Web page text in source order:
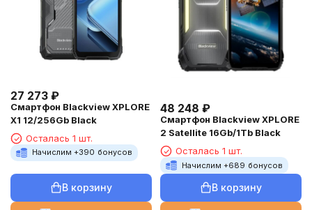
27 273 ₽
Смартфон Blackview XPLORE
X1 12/256Gb Black
Осталась 1 шт.
Начислим +390 бонусов
В корзину
48 248 ₽
Смартфон Blackview XPLORE
2 Satellite 16Gb/1Tb Black
Осталась 1 шт.
Начислим +689 бонусов
В корзину